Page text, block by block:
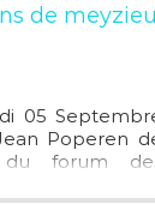
de meyzieu
05
Poperen
du forum